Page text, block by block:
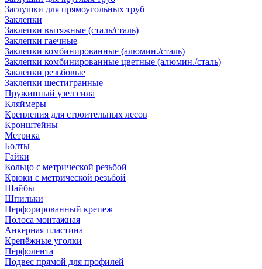
Заглушки для прямоугольных труб
Заклепки
Заклепки вытяжные (сталь/сталь)
Заклепки гаечные
Заклепки комбинированные (алюмин./сталь)
Заклепки комбинированные цветные (алюмин./сталь)
Заклепки резьбовые
Заклепки шестигранные
Пружинный узел сила
Кляймеры
Крепления для строительных лесов
Кронштейны
Метрика
Болты
Гайки
Кольцо с метрической резьбой
Крюки с метрической резьбой
Шайбы
Шпильки
Перфорированный крепеж
Полоса монтажная
Анкерная пластина
Крепёжные уголки
Перфолента
Подвес прямой для профилей